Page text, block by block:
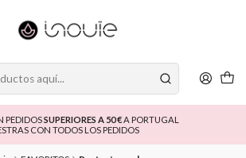
PEDIDOSSUPERIORES A 50 €A PORTUGAL
CON TODOS LOS PEDIDOS